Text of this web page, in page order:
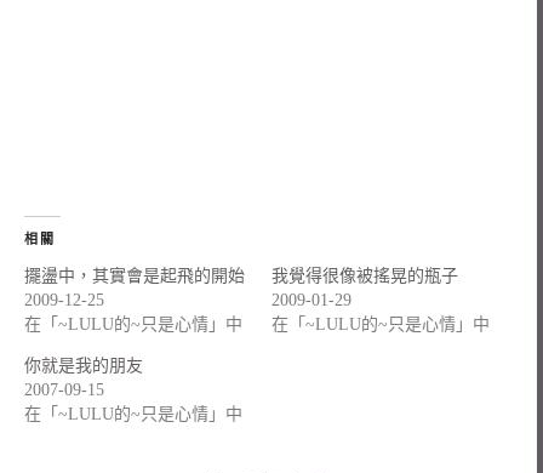
相關
擺盪中，其實會是起飛的開始
2009-12-25
在「~LULU的~只是心情」中
我覺得很像被搖晃的瓶子
2009-01-29
在「~LULU的~只是心情」中
你就是我的朋友
2007-09-15
在「~LULU的~只是心情」中